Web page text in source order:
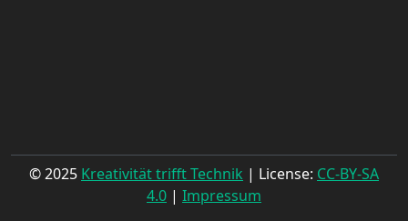
© 2025 Kreativität trifft Technik | License: CC-BY-SA
4.0 | Impressum